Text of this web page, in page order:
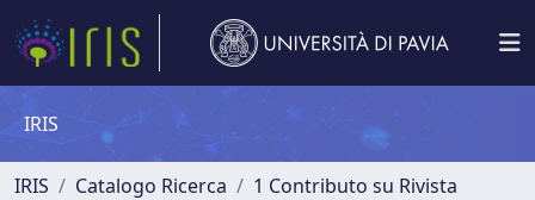
IRIS
IRIS Catalogo Ricerca
1 Contributo su Rivista